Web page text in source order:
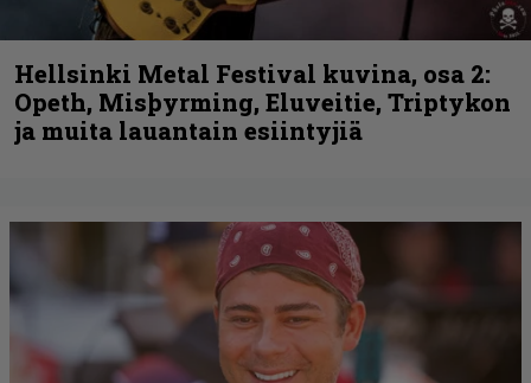
Hellsinki Metal Festival kuvina, osa 2:
Opeth, Misþyrming, Eluveitie, Triptykon
ja muita lauantain esiintyjiä